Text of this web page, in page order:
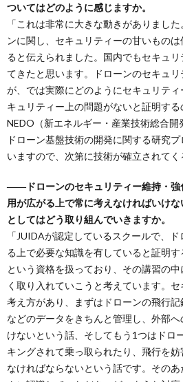
ついてはどのように感じますか。
「これは非常に大きな動きがありまし
ンに関し、セキュリティーの甘いもの
ると伝えられました。国内でもセキュ
てきたと思います。ドローンのセキュ
が、では実際にどのようにセキュリテ
キュリティー上の問題がないと証明する
NEDO（新エネルギー・産業技術総合
ドローン基盤技術の開発に関する研究
いますので、次第に技術が確立されてく
――ドローンのセキュリティー維持・強
用が広がる上で常に考えなければいけ
としてはどう取り組んでいきますか。
「JUIDAが認定しているスクールで、
る上で必要な知識を有していると証明す
という資格を扱っており、その講習の
く取り入れていこうと考えています。
考え方があり、まずはドローンの飛行
などのデータをきちんと管理し、外部
けないという話、そしてもう1つはドロ
キングされて乗っ取られたり、飛行を
なければならないという話です。その